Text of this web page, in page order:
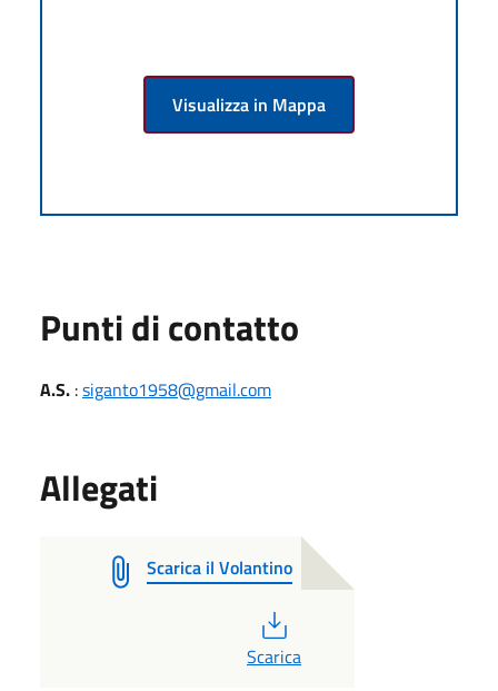
Visualizza in Mappa
Punti di contatto
A.S. :siganto1958@gmail.com
Allegati
Scarica il Volantino
Scarica